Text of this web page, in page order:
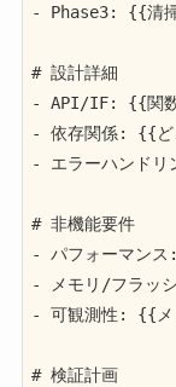
- Phase3: {{清掃
# 設計詳細
- API/IF: {{関数
- 依存関係: {{ど
- エラーハンド
# 非機能要件
- パフォーマン
- メモリ/フラッ
- 可観測性: {{メ
# 検証計画